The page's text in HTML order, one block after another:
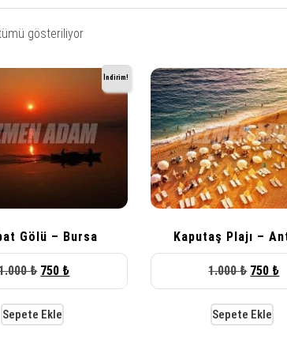
gösteriliyorFiyata
sıralandı:
yüksekten
düşüğe
İndirim!
Gölü – Bursa
₺ Orijinal
fiyat:
1.000 ₺.
750 ₺Şu
andaki
Sepete Ekle
Kaputaş Plajı –
1.000₺ Orijinal
fiyat:
1.000 ₺.
750 ₺Şu
Sepete Ekle